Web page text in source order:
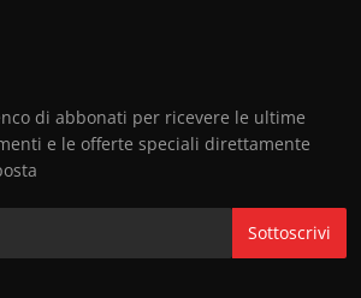
di abbonati per ricevere le ultime
e le offerte speciali direttamente
Sottoscrivi